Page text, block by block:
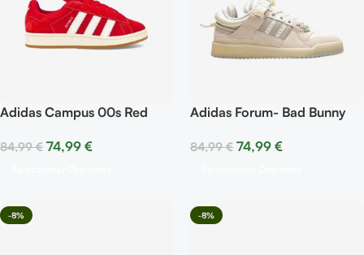
Adidas Campus 00s Red
84,99€ 74,99 €
Adidas Forum- Bad Bunny
84,99€ 74,99 €
-8% -8%